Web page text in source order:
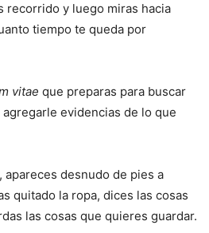
recorrido y luego miras hacia
tiempo te queda por
vitae que preparas para buscar
evidencias de lo que
, apareces desnudo de pies a
quitado la ropa, dices las cosas
las cosas que quieres guardar.